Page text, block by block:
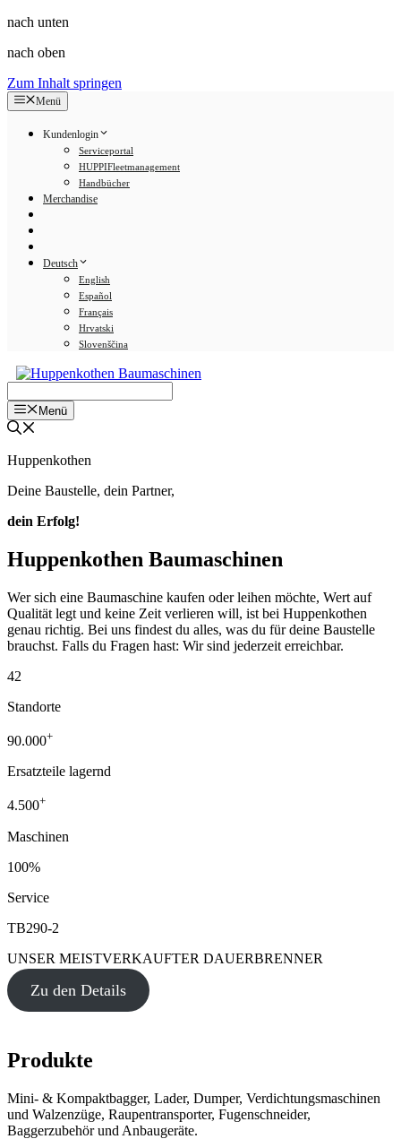
nach unten
nach oben
Zum Inhalt springen
Menü
Kundenlogin
Serviceportal
HUPPIFleetmanagement
Handbücher
Merchandise
Deutsch
English
Español
Français
Hrvatski
Slovenščina
Menü
Huppenkothen
Deine Baustelle, dein Partner,
dein Erfolg!
Huppenkothen Baumaschinen
Wer sich eine Baumaschine kaufen oder leihen möchte, Wert auf
Qualität legt und keine Zeit verlieren will, ist bei Huppenkothen
genau richtig. Bei uns findest du alles, was du für deine Baustelle
brauchst. Falls du Fragen hast: Wir sind jederzeit erreichbar.
42
Standorte
90.000+
Ersatzteile lagernd
4.500+
Maschinen
100%
Service
TB290-2
UNSER MEISTVERKAUFTER DAUERBRENNER
Zu den Details
Produkte
Mini- & Kompaktbagger, Lader, Dumper, Verdichtungsmaschinen
und Walzenzüge, Raupentransporter, Fugenschneider,
Baggerzubehör und Anbaugeräte.